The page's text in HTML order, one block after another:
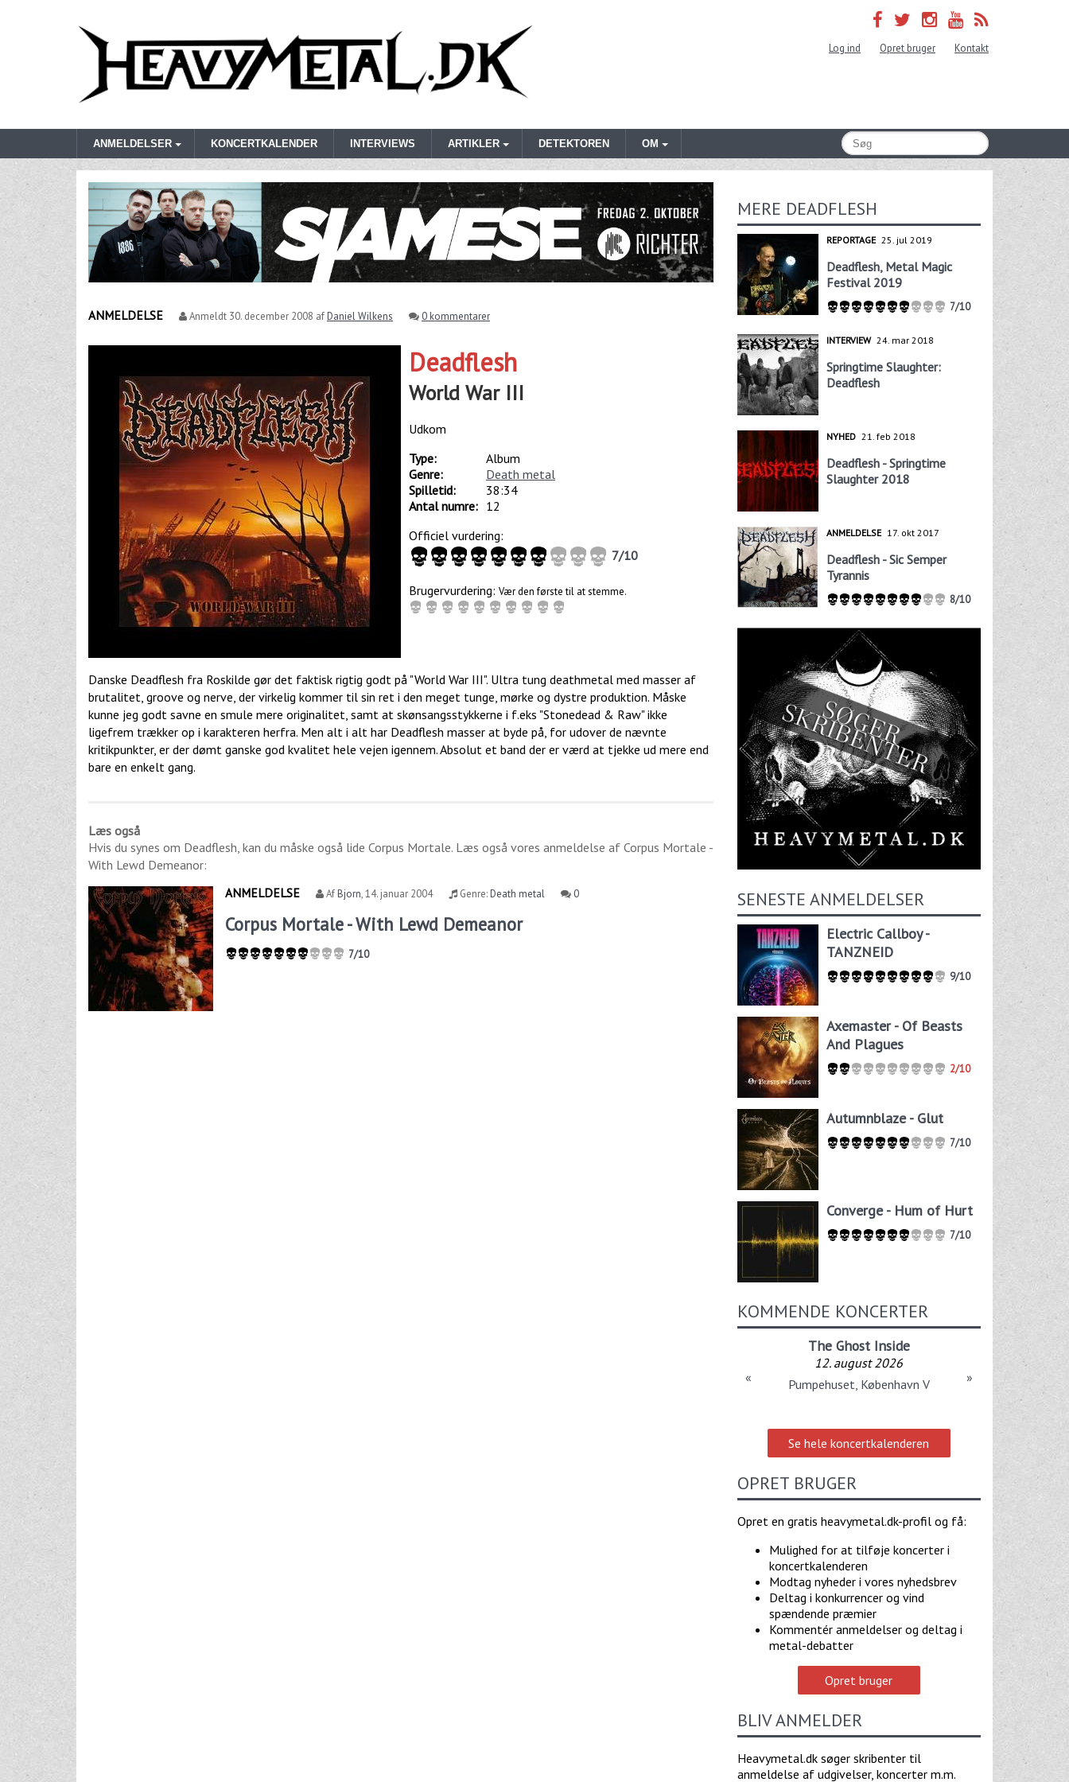
Log ind Opret bruger Kontakt
ANMELDELSER KONCERTKALENDER INTERVIEWS ARTIKLER DETEKTOREN OM
ANMELDELSE Anmeldt 30. december 2008 afDaniel Wilkens 0 kommentarer
Deadflesh
World War III
Udkom
Type:
Album
Genre:
Death metal
Spilletid:
38:34
Antal numre: 12
Officiel vurdering:
7/10
Brugervurdering: Vær den første til at stemme.
Danske Deadflesh fra Roskilde gør det faktisk rigtig godt på "World War III". Ultra tung deathmetal med masser af
brutalitet, groove og nerve, der virkelig kommer til sin ret i den meget tunge, mørke og dystre produktion. Måske
kunne jeg godt savne en smule mere originalitet, samt at skønsangsstykkerne i f.eks "Stonedead & Raw" ikke
ligefrem trækker op i karakteren herfra. Men alt i alt har Deadflesh masser at byde på, for udover de nævnte
kritikpunkter, er der dømt ganske god kvalitet hele vejen igennem. Absolut et band der er værd at tjekke ud mere end
bare en enkelt gang.
Læs også
Hvis du synes om Deadflesh , kan du måske også lide Corpus Mortale. Læs også vores anmeldelse af Corpus Mortale -
With Lewd Demeanor:
ANMELDELSE
AfBjorn,14. januar 2004 Genre:Death metal 0
Corpus Mortale - With Lewd Demeanor
7/10
MERE DEADFLESH
REPORTAGE 25. jul 2019
Deadflesh, Metal Magic
Festival 2019
7/10
INTERVIEW 24. mar 2018
Springtime Slaughter:
Deadflesh
NYHED 21. feb 2018
Deadflesh - Springtime
Slaughter 2018
ANMELDELSE 17. okt 2017
Deadflesh - Sic Semper
Tyrannis
8/10
SENESTE ANMELDELSER
Electric Callboy -
TANZNEID
9/10
Axemaster - Of Beasts
And Plagues
2/10
Autumnblaze - Glut
7/10
Converge - Hum of Hurt
7/10
KOMMENDE KONCERTER
The Ghost Inside
12. august 2026
Pumpehuset, København V
« »
Se hele koncertkalenderen
OPRET BRUGER
Opret en gratis heavymetal.dk-profil og få:
Mulighed for at tilføje koncerter i
koncertkalenderen
Modtag nyheder i vores nyhedsbrev
Deltag i konkurrencer og vind
spændende præmier
Kommentér anmeldelser og deltag i
metal-debatter
Opret bruger
BLIV ANMELDER
Heavymetal.dk søger skribenter til
anmeldelse af udgivelser, koncerter m.m.